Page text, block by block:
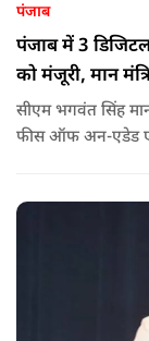
पंजाब
पंजाब में 3
को मंजूरी, मान
सीएम भगवंत सिंह
फीस ऑफ अन-एडेड
अन्य प्रस्तावों को भी